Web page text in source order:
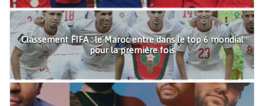
Classement FIFA : le Maroc entre dans le top 6 mondial
pour la première fois